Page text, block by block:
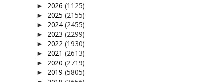
► 2026 (1125)
► 2025 (2155)
► 2024 (2455)
► 2023 (2299)
► 2022 (1930)
► 2021 (2613)
► 2020 (2719)
► 2019 (5805)